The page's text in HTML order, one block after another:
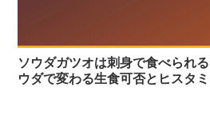
ソウダガツオは刺身で食べられ
ウダで変わる生食可否とヒスタ